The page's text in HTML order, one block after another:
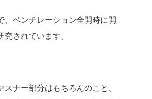
、ベンチレーション全開時に開
されています。
ナー部分はもちろんのこと、